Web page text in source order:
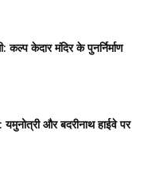
कल्प केदार मंदिर के पुनर्निर्माण
और बदरीनाथ हाईवे पर